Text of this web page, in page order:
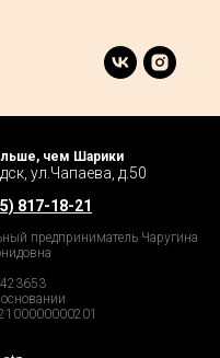
чем Шарики
ул.Чапаева, д.50
817-18-21
предприниматель Чаругина